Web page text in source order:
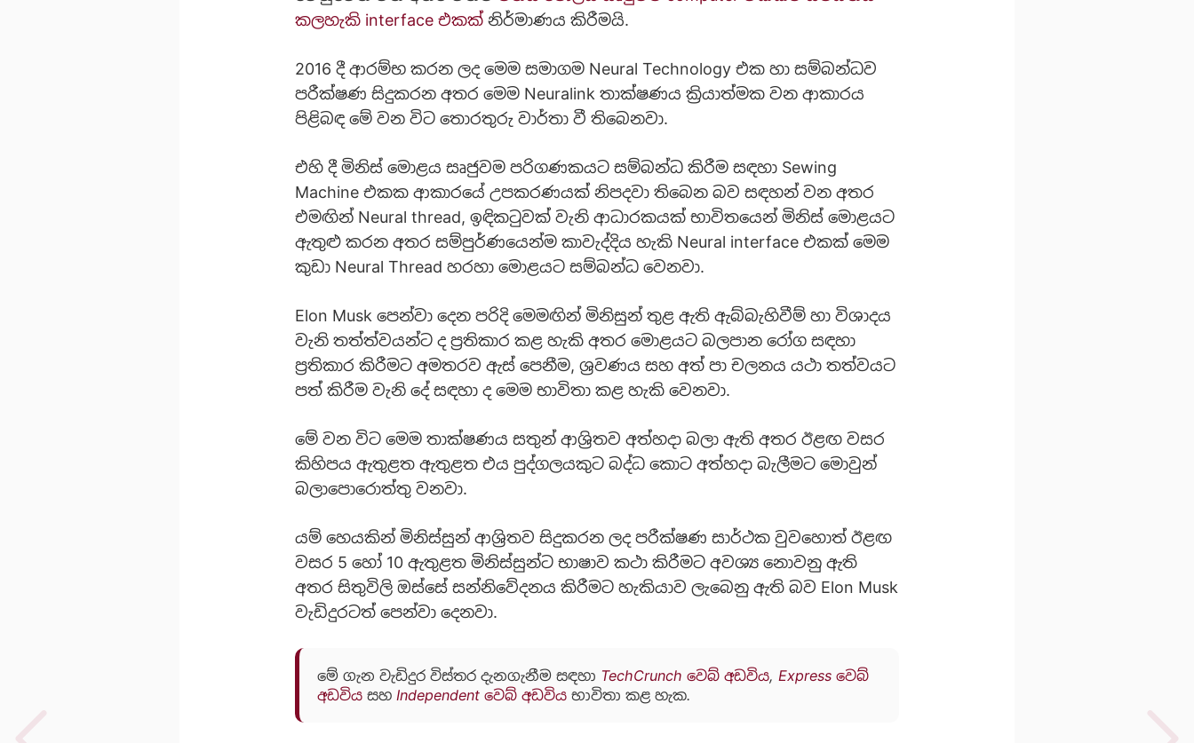
කලහැකි interface එකක් නිර්මාණය කිරීමයි.
2016 දී ආරම්භ කරන ලද මෙම සමාගම Neural Technology එක හා සම්බන්ධව
පරීක්ෂණ සිදුකරන අතර මෙම Neuralink තාක්ෂණය ක්‍රියාත්මක වන ආකාරය
පිළිබඳ මේ වන විට තොරතුරු වාර්තා වී තිබෙනවා.
එහි දී මිනිස් මොළය සෘජුවම පරිගණකයට සම්බන්ධ කිරීම සඳහා Sewing
Machine එකක ආකාරයේ උපකරණයක් නිපදවා තිබෙන බව සඳහන් වන අතර
එමඟින් Neural thread, ඉඳිකටුවක් වැනි ආධාරකයක් භාවිතයෙන් මිනිස් මොළයට
ඇතුළු කරන අතර සම්පුර්ණයෙන්ම කාවැද්දිය හැකි Neural interface එකක් මෙම
කුඩා Neural Thread හරහා මොළයට සම්බන්ධ වෙනවා.
Elon Musk පෙන්වා දෙන පරිදි මෙමඟින් මිනිසුන් තුළ ඇති ඇබ්බැහිවීම් හා විශාදය
වැනි තත්ත්වයන්ට ද ප්‍රතිකාර කළ හැකි අතර මොළයට බලපාන රෝග සඳහා
ප්‍රතිකාර කිරීමට අමතරව ඇස් පෙනීම, ශ්‍රවණය සහ අත් පා චලනය යථා තත්වයට
පත් කිරීම වැනි දේ සඳහා ද මෙම භාවිතා කළ හැකි වෙනවා.
මේ වන විට මෙම තාක්ෂණය සතුන් ආශ්‍රිතව අත්හදා බලා ඇති අතර ඊළඟ වසර
කිහිපය ඇතුළත ඇතුළත එය පුද්ගලයකුට බද්ධ කොට අත්හදා බැලීමට මොවුන්
බලාපොරොත්තු වනවා.
යම් හෙයකින් මිනිස්සුන් ආශ්‍රිතව සිදුකරන ලද පරීක්ෂණ සාර්ථක වුවහොත් ඊළඟ
වසර 5 හෝ 10 ඇතුළත මිනිස්සුන්ට භාෂාව කථා කිරීමට අවශ්‍ය නොවනු ඇති
අතර සිතුවිලි ඔස්සේ සන්නිවේදනය කිරීමට හැකියාව ලැබෙනු ඇති බව Elon Musk
වැඩිදුරටත් පෙන්වා දෙනවා.
මේ ගැන වැඩිදුර විස්තර දැනගැනීම සඳහා TechCrunch වෙබ් අඩවිය, Express වෙබ්
අඩවිය සහ Independent වෙබ් අඩවිය භාවිතා කළ හැක.